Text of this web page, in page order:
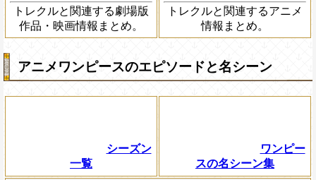
トレクルと関連する劇場版
作品・映画情報まとめ。
トレクルと関連するアニメ
情報まとめ。
アニメワンピースのエピソードと名シーン
シーズン
一覧
ワンピー
スの名シーン集